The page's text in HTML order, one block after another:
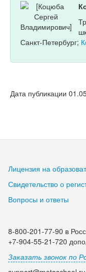
Санкт-Петербург;
Дата публикации
Лицензия на
Свидетельство о
Вопросы и ответы
8-800-201-77-90 в
+7-904-55-21-720
Заказать звонок по